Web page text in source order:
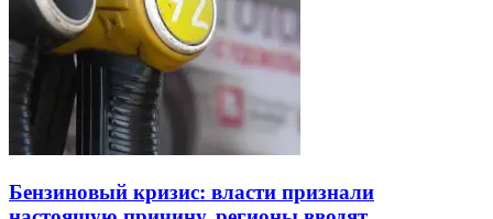
Бензиновый кризис: власти признали